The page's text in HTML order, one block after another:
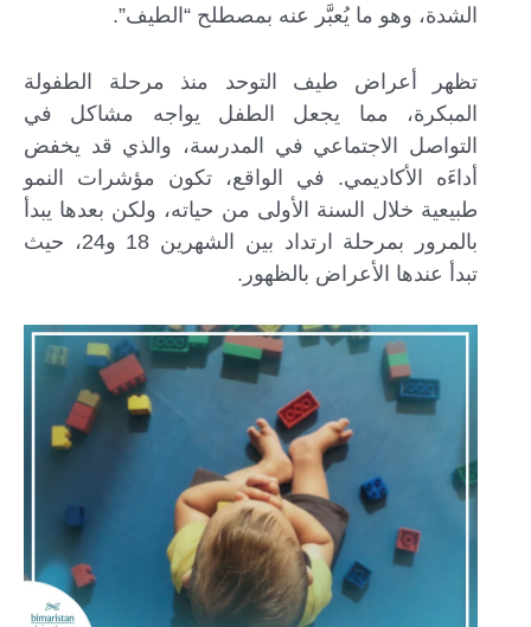
الشدة، وهو ما يُعبَّر عنه بمصطلح “الطيف”.
تظهر أعراض طيف التوحد منذ مرحلة الطفولة
المبكرة، مما يجعل الطفل يواجه مشاكل في
التواصل الاجتماعي في المدرسة، والذي قد يخفض
أداءَه الأكاديمي. في الواقع، تكون مؤشرات النمو
طبيعية خلال السنة الأولى من حياته، ولكن بعدها يبدأ
بالمرور بمرحلة ارتداد بين الشهرين 18 و24، حيث
تبدأ عندها الأعراض بالظهور.